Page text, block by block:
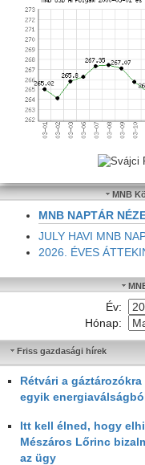
MNB
MNB NAPTÁR
JULY HAVI MNB
2026. ÉVES
Év:
Hónap:
Friss gazdasági hírek
Rétvári a
egyik
Itt kell élned, hogy
Mészáros Lőrinc
az ügy